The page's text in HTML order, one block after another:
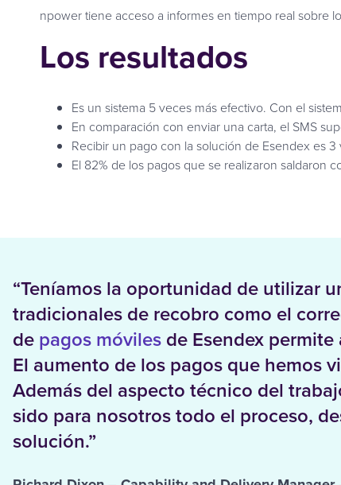
npower tiene acceso a informes en tiempo real sobre
Los resultados
Es un sistema 5 veces más efectivo. Con el
En comparación con enviar una carta, el SMS
Recibir un pago con la solución de Esendex es
El 82% de los pagos que se realizaron saldaron
“Teníamos la oportunidad de utilizar
tradicionales de recobro como el
de pagos móviles de Esendex
El aumento de los pagos que hemos
Además del aspecto técnico del
sido para nosotros todo el proceso,
solución.”